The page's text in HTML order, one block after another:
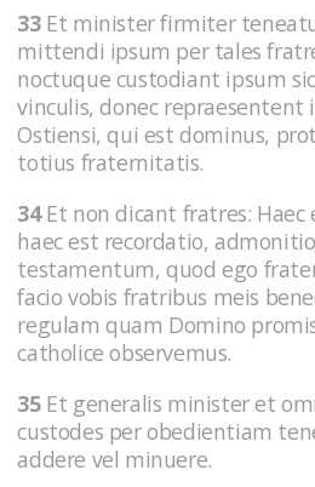
33 Et minister firmiter
mittendi ipsum per tales
noctuque custodiant ipsum
vinculis, donec repraesentent
Ostiensi, qui est dominus,
totius fraternitatis.
34Et non dicant fratres: Haec
haec est recordatio,
testamentum, quod ego
facio vobis fratribus meis
regulam quam Domino
catholice observemus.
35Et generalis minister et
custodes per obedientiam
addere vel minuere.